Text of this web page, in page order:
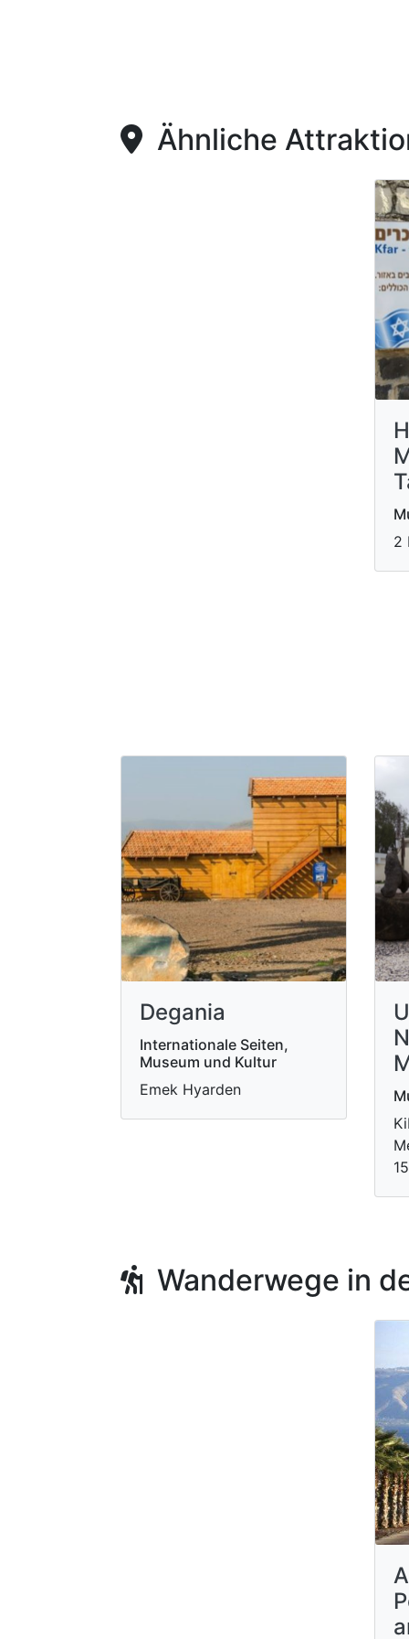
Ähnliche
2
Degania
Internationale Seiten,
Museum und Kultur
Emek Hyarden
Wanderwege in